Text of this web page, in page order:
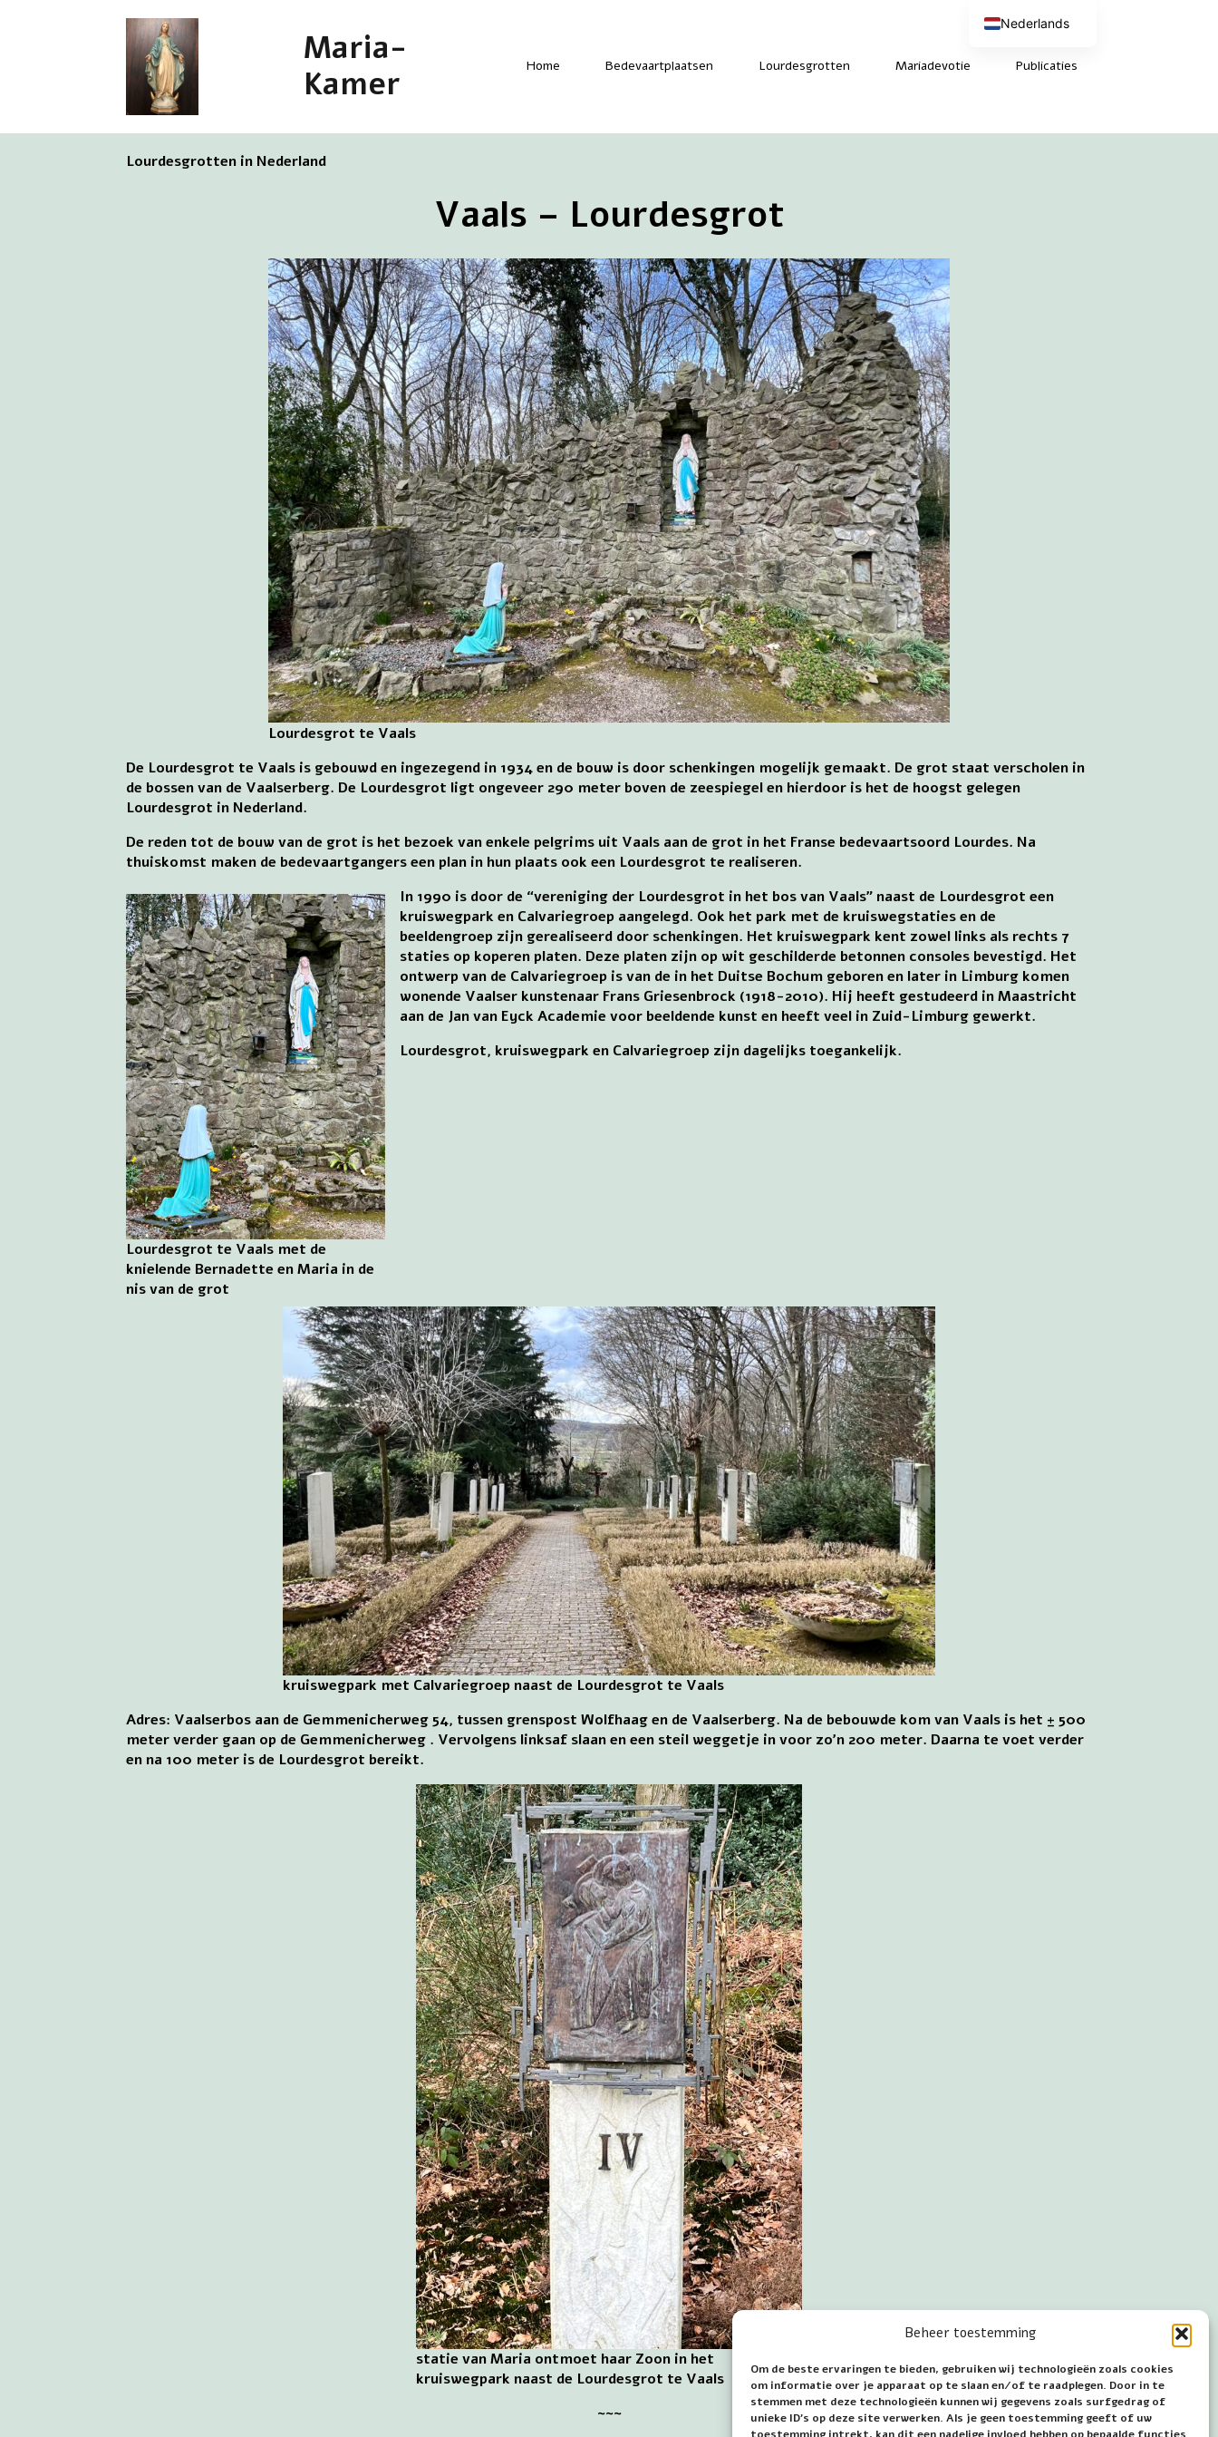
Beheer toestemming
Om de beste ervaringen te bieden, gebruiken wij technologieën zoals cookies
om informatie over je apparaat op te slaan en/of te raadplegen. Door in te
stemmen met deze technologieën kunnen wij gegevens zoals surfgedrag of
unieke ID's op deze site verwerken. Als je geen toestemming geeft of uw
Maria-
Kamer
Home Bedevaartplaatsen Lourdesgrotten Mariadevotie Publicaties
Lourdesgrotten in Nederland
Vaals – Lourdesgrot
Lourdesgrot te Vaals
De Lourdesgrot te Vaals is gebouwd en ingezegend in 1934 en de bouw is door schenkingen mogelijk gemaakt. De grot staat verscholen in
de bossen van de Vaalserberg. De Lourdesgrot ligt ongeveer 290 meter boven de zeespiegel en hierdoor is het de hoogst gelegen
Lourdesgrot in Nederland.
De reden tot de bouw van de grot is het bezoek van enkele pelgrims uit Vaals aan de grot in het Franse bedevaartsoord Lourdes. Na
thuiskomst maken de bedevaartgangers een plan in hun plaats ook een Lourdesgrot te realiseren.
Lourdesgrot te Vaals met de
knielende Bernadette en Maria in de
nis van de grot
In 1990 is door de “vereniging der Lourdesgrot in het bos van Vaals” naast de Lourdesgrot een
kruiswegpark en Calvariegroep aangelegd. Ook het park met de kruiswegstaties en de
beeldengroep zijn gerealiseerd door schenkingen. Het kruiswegpark kent zowel links als rechts 7
staties op koperen platen. Deze platen zijn op wit geschilderde betonnen consoles bevestigd. Het
ontwerp van de Calvariegroep is van de in het Duitse Bochum geboren en later in Limburg komen
wonende Vaalser kunstenaar Frans Griesenbrock (1918-2010). Hij heeft gestudeerd in Maastricht
aan de Jan van Eyck Academie voor beeldende kunst en heeft veel in Zuid-Limburg gewerkt.
Lourdesgrot, kruiswegpark en Calvariegroep zijn dagelijks toegankelijk.
kruiswegpark met Calvariegroep naast de Lourdesgrot te Vaals
Adres: Vaalserbos aan de Gemmenicherweg 54, tussen grenspost Wolfhaag en de Vaalserberg. Na de bebouwde kom van Vaals is het ± 500
meter verder gaan op de Gemmenicherweg . Vervolgens linksaf slaan en een steil weggetje in voor zo’n 200 meter. Daarna te voet verder
en na 100 meter is de Lourdesgrot bereikt.
statie van Maria ontmoet haar Zoon in het
kruiswegpark naast de Lourdesgrot te Vaals
~~~
Nederlands
Deutsch